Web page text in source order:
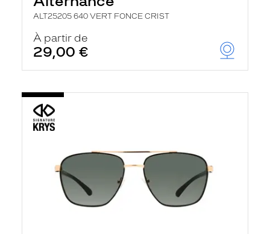
ALT25205 640 VERT FONCE CRIST
À partir de
29,00 €